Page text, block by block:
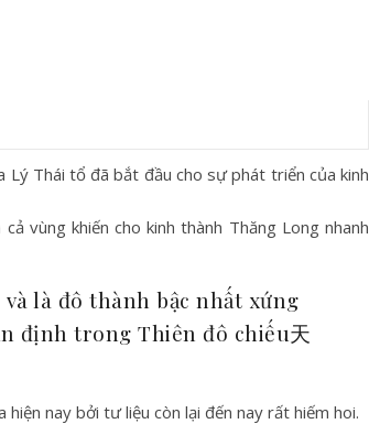
Thái tổ đã bắt đầu cho sự phát triển của kinh
vùng khiến cho kinh thành Thăng Long nhanh
là đô thành bậc nhất xứng
định trong Thiên đô chiếu天
nay bởi tư liệu còn lại đến nay rất hiếm hoi.